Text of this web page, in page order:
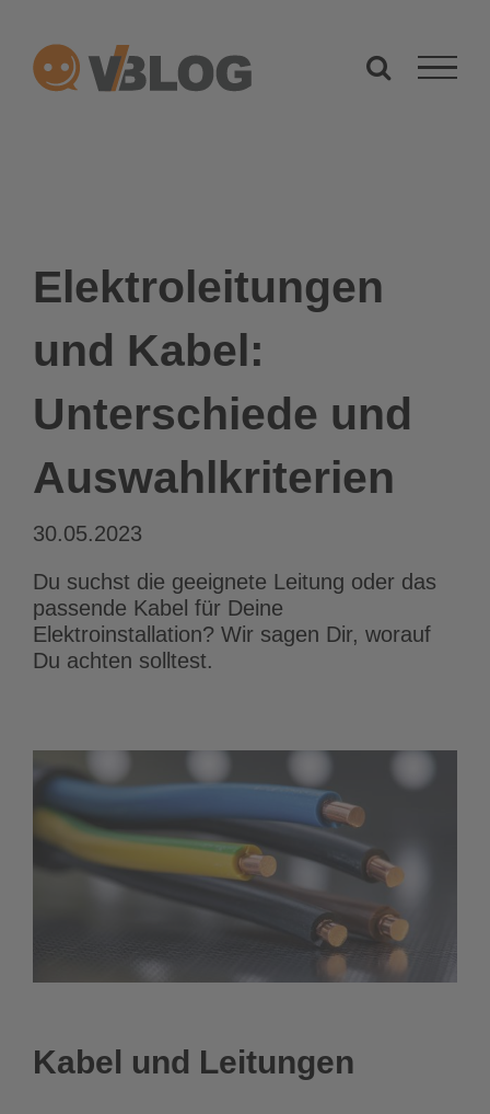
springen
Elektroleitungen
und Kabel:
Unterschiede und
Auswahlkriterien
30.05.2023
Du suchst die geeignete Leitung oder das
passende Kabel für Deine
Elektroinstallation? Wir sagen Dir, worauf
Du achten solltest.
Kabel und Leitungen